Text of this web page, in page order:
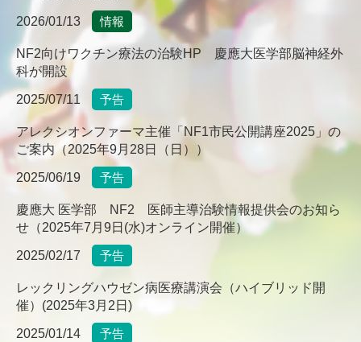
2026/01/13 情報
NF2向けワクチン療法の治験HP 慶應大医学部脳神経外
科が開設
2025/07/11 予告
アレクシオンファーマ主催「NF1市民公開講座2025」の
ご案内（2025年9月28日（日））
2025/06/19 予告
慶應大 医学部 NF2 医師主導治験情報提供会のお知ら
せ（2025年7月9日(水)オンライン開催）
2025/02/17 予告
レックリングハウゼン病医療講演会（ハイブリッド開
催）(2025年3月2日)
2025/01/14 予告